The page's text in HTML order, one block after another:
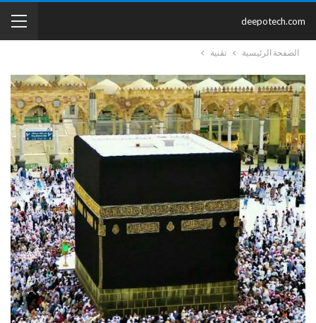
deepotech.com
الصفحة الرئيسية تقنية